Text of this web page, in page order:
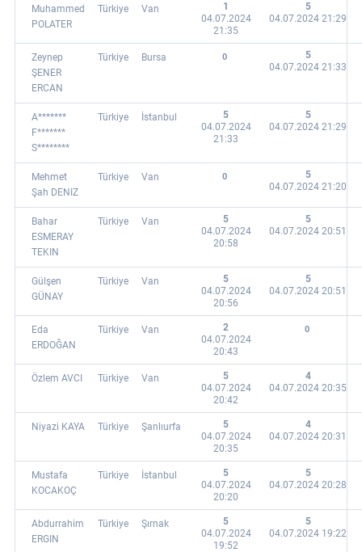
Muhammed
POLATER
Türkiye Van
1
04.07.2024
21:35
5
04.07.2024 21:29
Zeynep
ŞENER
ERCAN
Türkiye Bursa 0
5
04.07.2024 21:33
A*******
F*******
S********
Türkiye İstanbul
5
04.07.2024
21:33
5
04.07.2024 21:29
Mehmet
Şah DENIZ
Türkiye Van 0
5
04.07.2024 21:20
Bahar
ESMERAY
TEKIN
Türkiye Van
5
04.07.2024
20:58
5
04.07.2024 20:51
Gülşen
GÜNAY
Türkiye Van
5
04.07.2024
20:56
5
04.07.2024 20:51
Eda
ERDOĞAN
Türkiye Van
2
04.07.2024
20:43
0
Özlem AVCI Türkiye Van
5
04.07.2024
20:42
4
04.07.2024 20:35
Niyazi KAYA Türkiye Şanlıurfa
5
04.07.2024
20:35
4
04.07.2024 20:31
Mustafa
KOCAKOÇ
Türkiye İstanbul
5
04.07.2024
20:20
5
04.07.2024 20:28
Abdurrahim
ERGIN
Türkiye Şırnak
5
04.07.2024
19:52
5
04.07.2024 19:22